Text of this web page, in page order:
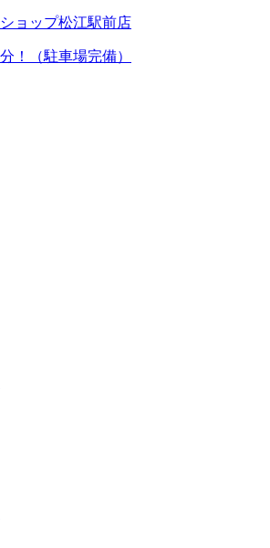
ョップ松江駅前店
！（駐車場完備）